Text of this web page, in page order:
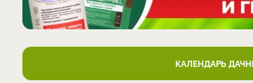
КАЛЕНДАРЬ